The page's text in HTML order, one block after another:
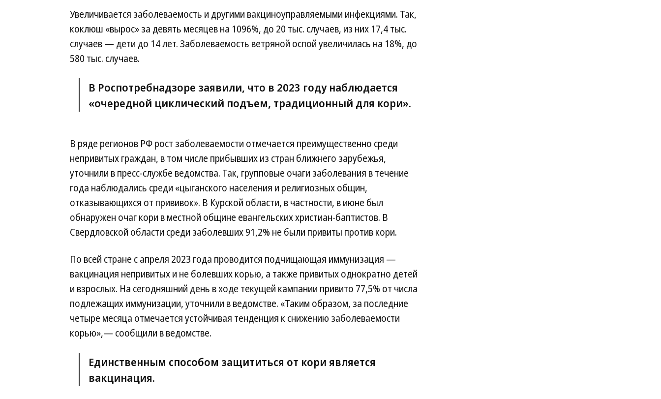
Увеличивается заболеваемость и другими вакциноуправляемыми инфекциями. Так,
коклюш «вырос» за девять месяцев на 1096%, до 20 тыс. случаев, из них 17,4 тыс.
случаев — дети до 14 лет. Заболеваемость ветряной оспой увеличилась на 18%, до
580 тыс. случаев.
В Роспотребнадзоре заявили, что в 2023 году наблюдается
«очередной циклический подъем, традиционный для кори».
В ряде регионов РФ рост заболеваемости отмечается преимущественно среди
непривитых граждан, в том числе прибывших из стран ближнего зарубежья,
уточнили в пресс-службе ведомства. Так, групповые очаги заболевания в течение
года наблюдались среди «цыганского населения и религиозных общин,
отказывающихся от прививок». В Курской области, в частности, в июне был
обнаружен очаг кори в местной общине евангельских христиан-баптистов. В
Свердловской области среди заболевших 91,2% не были привиты против кори.
По всей стране с апреля 2023 года проводится подчищающая иммунизация —
вакцинация непривитых и не болевших корью, а также привитых однократно детей
и взрослых. На сегодняшний день в ходе текущей кампании привито 77,5% от числа
подлежащих иммунизации, уточнили в ведомстве. «Таким образом, за последние
четыре месяца отмечается устойчивая тенденция к снижению заболеваемости
корью»,— сообщили в ведомстве.
Единственным способом защититься от кори является
вакцинация.